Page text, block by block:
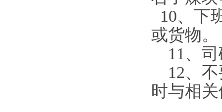
10、下
或货物
11、
12、
时与相